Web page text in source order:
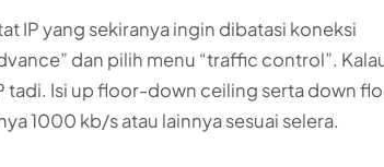
IP yang sekiranya ingin dibatasi koneksi
dan pilih menu “traffic control”.
tadi. Isi up floor-down ceiling serta down
1000 kb/s atau lainnya sesuai selera.